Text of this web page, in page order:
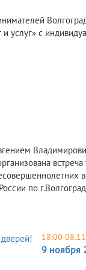
услуг» с
по
18:00
9 ноября